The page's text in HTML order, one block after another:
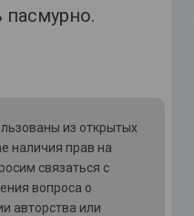
из открытых
наличия прав на
связаться с
вопроса о
авторства или